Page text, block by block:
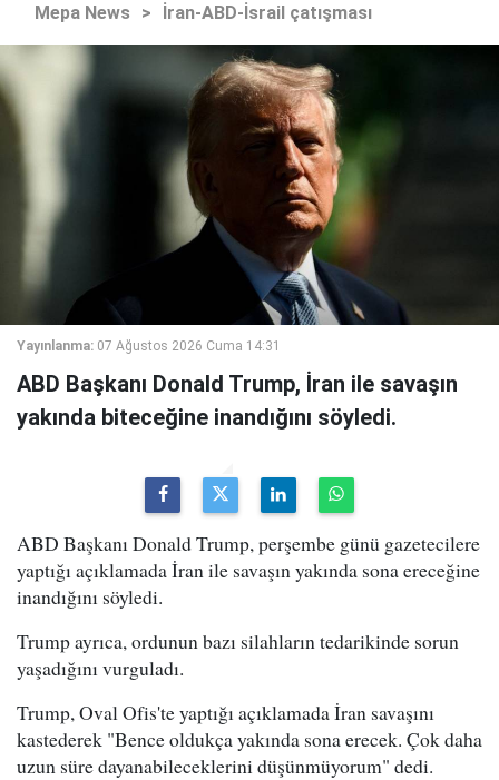
Mepa News > İran-ABD-İsrail çatışması
Yayınlanma: 07 Ağustos 2026 Cuma 14:31
ABD Başkanı Donald Trump, İran ile savaşın
yakında biteceğine inandığını söyledi.
ABD Başkanı Donald Trump, perşembe günü gazetecilere
yaptığı açıklamada İran ile savaşın yakında sona ereceğine
inandığını söyledi.
Trump ayrıca, ordunun bazı silahların tedarikinde sorun
yaşadığını vurguladı.
Trump, Oval Ofis'te yaptığı açıklamada İran savaşını
kastederek "Bence oldukça yakında sona erecek. Çok daha
uzun süre dayanabileceklerini düşünmüyorum" dedi.